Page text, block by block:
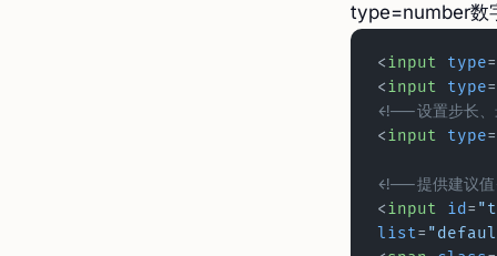
type=number数
<input type=
<input type=
<!--设置步长、
<input type=
<!--提供建议
<input id =
list=